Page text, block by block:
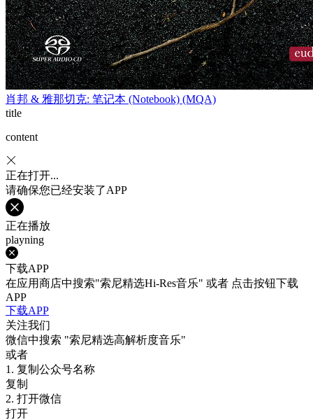
肖邦 & 雅那切克: 笔记本 (Notebook) (MQA)
title
content
正在打开...
请确保您已经安装了APP
正在播放
playning
下载APP
在应用商店中搜索"索尼精选Hi-Res音乐" 或者 点击按钮下载
APP
下载APP
关注我们
微信中搜索 "索尼精选高解析度音乐"
或者
1. 复制公众号名称
复制
2. 打开微信
打开